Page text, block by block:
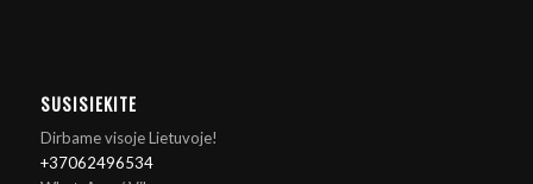
SUSISIEKITE
Dirbame visoje Lietuvoje!
+37062496534